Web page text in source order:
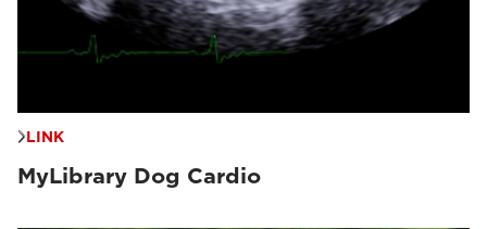
LINK
MyLibrary Dog Cardio